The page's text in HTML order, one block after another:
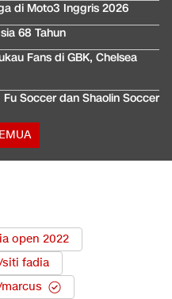
di Moto3 Inggris 2026
68 Tahun
Fans di GBK, Chelsea
Soccer dan Shaolin Soccer
open 2022
siti fadia